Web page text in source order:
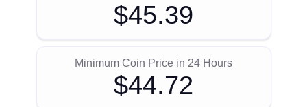
$45.39
Minimum Coin Price in 24 Hours
$44.72